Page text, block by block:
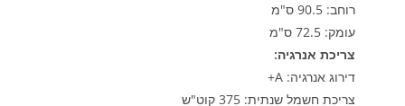
רוחב: 90.5 ס"מ
עומק: 72.5 ס"מ
צריכת אנרגיה:
דירוג אנרגיה: A+
צריכת חשמל שנתית: 375 קוט"ש